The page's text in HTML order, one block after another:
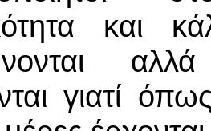
και
γιατί